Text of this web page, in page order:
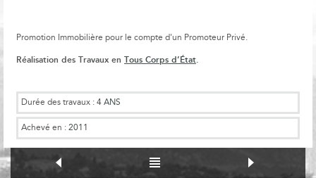
Promotion Immobilière pour le compte d'un Promoteur Privé.
Réalisation des Travaux en Tous Corps d’État
Durée des travaux : 4 ANS
Achevé en : 2011